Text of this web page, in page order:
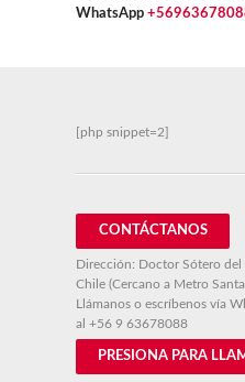
WhatsApp
[php snippet=2]
CONTÁCTANOS
Dirección: Doctor Sótero del
Chile (Cercano a Metro
Llámanos o escríbenos vía
al +56 9 63678088
PRESIONA PARA